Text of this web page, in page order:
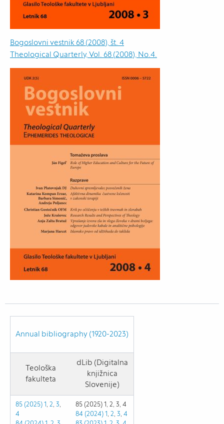
Bogoslovni vestnik 68 (2008), št. 4
Theological Quarterly, Vol. 68 (2008), No.4.
Annual bibliography (1920-2023)
Teološka
fakulteta
dLib (Digitalna
knjižnica
Slovenije)
85 (2025) 1, 2, 3,
4
85 (2025) 1, 2, 3, 4
84 (2024) 1, 2, 3, 4